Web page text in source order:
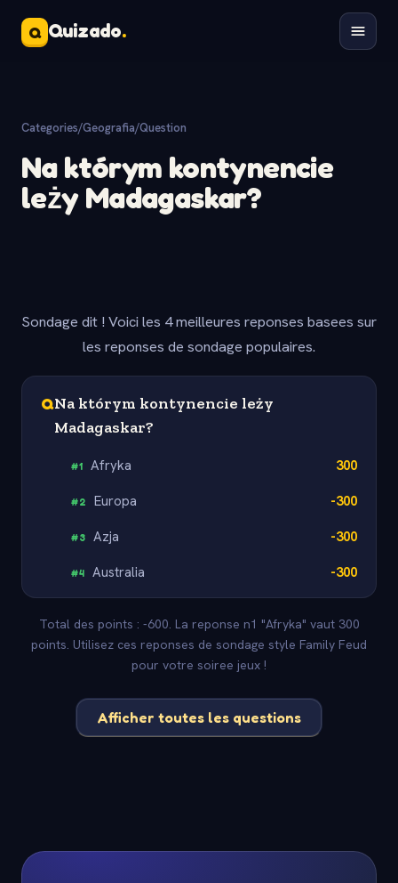
Q Quizado.
Categories/Geografia/Question
Na którym kontynencie
leży Madagaskar?
Sondage dit ! Voici les 4 meilleures reponses basees sur
les reponses de sondage populaires.
QNa którym kontynencie leży
Madagaskar?
#1 Afryka 300
#2 Europa -300
#3 Azja -300
#4 Australia -300
Total des points : -600. La reponse n1 "Afryka" vaut 300
points. Utilisez ces reponses de sondage style Family Feud
pour votre soiree jeux !
Afficher toutes les questions